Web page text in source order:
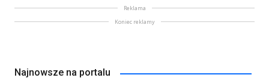
Reklama
Koniec reklamy
Najnowsze na portalu